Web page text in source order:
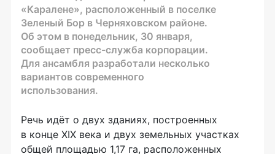
«Каралене», расположенный в поселке
Зеленый Бор в Черняховском районе.
Об этом в понедельник, 30 января,
сообщает пресс-служба корпорации.
Для ансамбля разработали несколько
вариантов современного
использования.
Речь идёт о двух зданиях, построенных
в конце XIX века и двух земельных участках
общей площадью 1,17 га, расположенных